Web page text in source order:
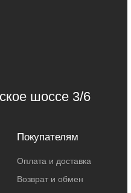
на
Российской
товаров и